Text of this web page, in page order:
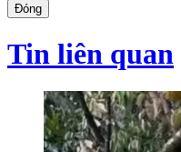
Đóng
Tin liên quan